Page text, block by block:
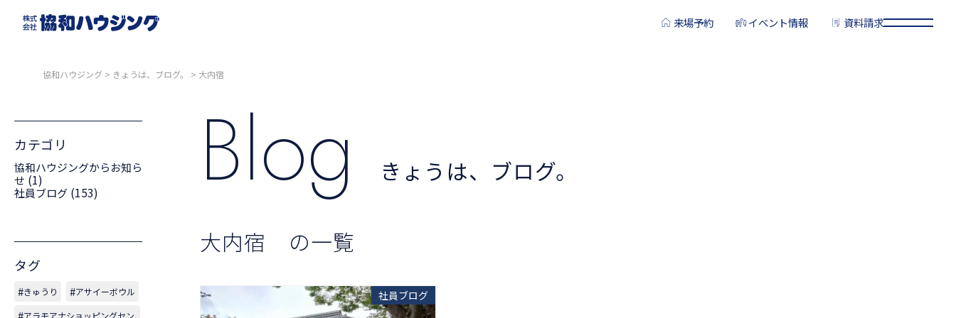
来場予約 イベント情報 資料請求
協和ハウジング > きょうは、ブログ。 > 大内宿
Blog きょうは、ブログ。
大内宿 の一覧
社員ブログ
カテゴリ
協和ハウジングからお知ら
せ (1)
社員ブログ (153)
タグ
きゅうり
アサイーボウル
アラモアナショッピングセン